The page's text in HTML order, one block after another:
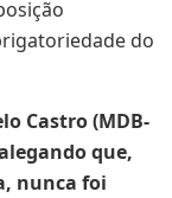
do
Castro (MDB-
que,
nunca foi